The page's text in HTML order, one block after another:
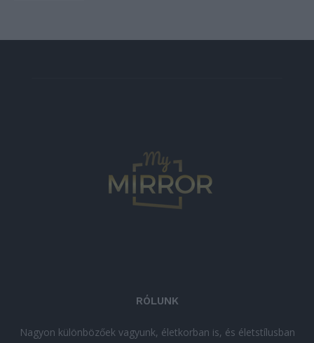
RÓLUNK
Nagyon különbözőek vagyunk, életkorban is, és életstílusban